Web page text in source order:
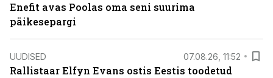
Enefit avas Poolas oma seni suurima
päikesepargi
UUDISED 07.08.26, 11:52
Rallistaar Elfyn Evans ostis Eestis toodetud